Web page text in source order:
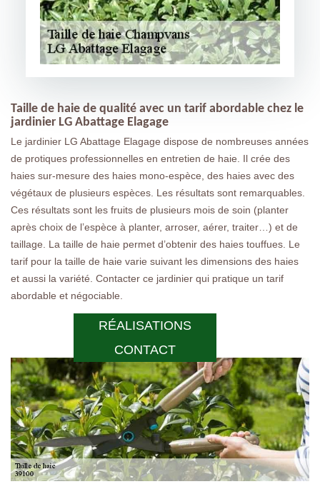
RÉALISATIONS
CONTACT
Taille de haie de qualité avec un tarif abordable chez le
jardinier LG Abattage Elagage
Le jardinier LG Abattage Elagage dispose de nombreuses années
de protiques professionnelles en entretien de haie. Il crée des
haies sur-mesure des haies mono-espèce, des haies avec des
végétaux de plusieurs espèces. Les résultats sont remarquables.
Ces résultats sont les fruits de plusieurs mois de soin (planter
après choix de l’espèce à planter, arroser, aérer, traiter…) et de
taillage. La taille de haie permet d’obtenir des haies touffues. Le
tarif pour la taille de haie varie suivant les dimensions des haies
et aussi la variété. Contacter ce jardinier qui pratique un tarif
abordable et négociable.